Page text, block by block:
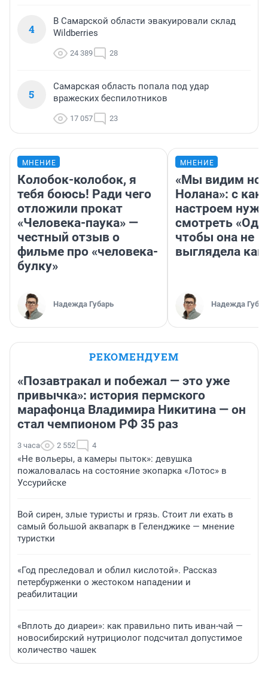
4
В Самарской области эвакуировали склад
Wildberries
24 389 28
5
Самарская область попала под удар
вражеских беспилотников
17 057 23
МНЕНИЕ
Колобок-колобок, я
тебя боюсь! Ради чего
отложили прокат
«Человека-паука» —
честный отзыв о
фильме про «человека-
булку»
Надежда Губарь
МНЕНИЕ
«Мы видим
Нолана»: с
настроем
смотреть
чтобы она не
выглядела как
Надежда
РЕКОМЕНДУЕМ
«Позавтракал и побежал — это уже
привычка»: история пермского
марафонца Владимира Никитина — он
стал чемпионом РФ 35 раз
3 часа 2 552 4
«Не вольеры, а камеры пыток»: девушка
пожаловалась на состояние экопарка «Лотос» в
Уссурийске
Вой сирен, злые туристы и грязь. Стоит ли ехать в
самый большой аквапарк в Геленджике — мнение
туристки
«Год преследовал и облил кислотой». Рассказ
петербурженки о жестоком нападении и
реабилитации
«Вплоть до диареи»: как правильно пить иван-чай —
новосибирский нутрициолог подсчитал допустимое
количество чашек